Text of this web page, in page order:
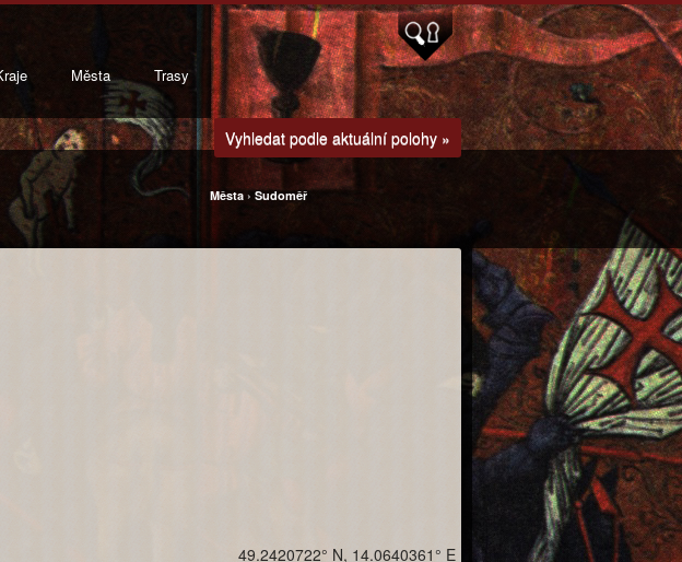
Města Trasy
Vyhledat podle aktuální polohy »
Města ›Sudoměř
49.2420722° N, 14.0640361° E